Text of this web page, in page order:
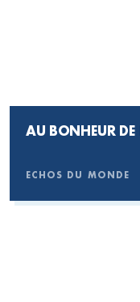
AU BONHEUR
ECHOS DU MONDE